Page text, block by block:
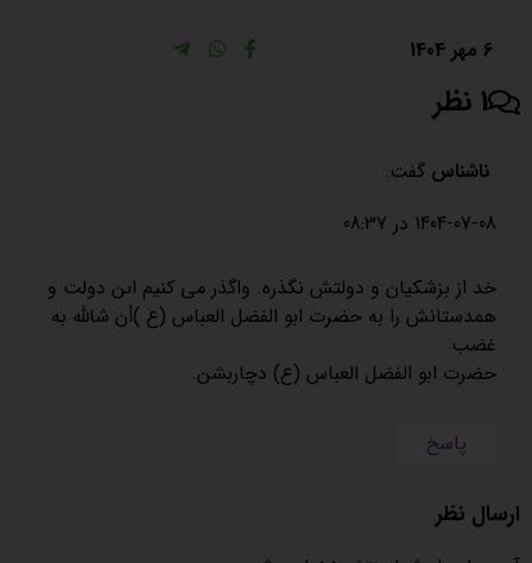
6 مهر 1404
1 نظر
ناشناس گفت:
1404-07-08 در 08:37
خد از بزشکیان و دولتش نگذره. واگذر مي كنيم اىن دولت و
همدستانش را به حضرت ابو الفضل العباس (ع )أن شالله به
غضب
حضرت ابو الفضل العباس (ع) دچاربشن.
پاسخ
ارسال نظر